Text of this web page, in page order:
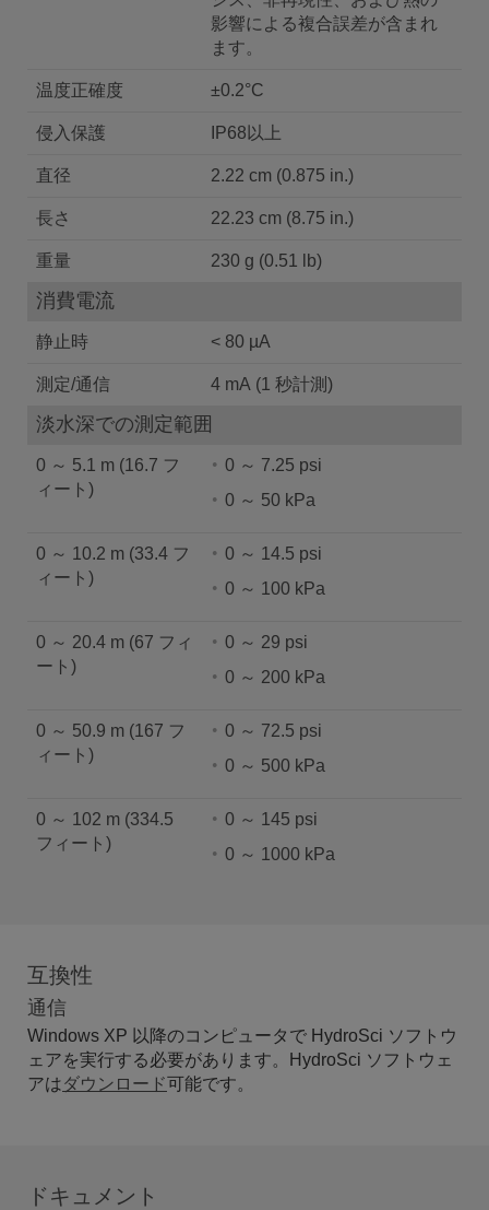
影響による複合誤差が含まれ
ます。
温度正確度 ±0.2°C
侵入保護 IP68以上
直径 2.22 cm (0.875 in.)
長さ 22.23 cm (8.75 in.)
重量 230 g (0.51 lb)
消費電流
静止時 < 80 µA
測定/通信 4 mA (1 秒計測)
淡水深での測定範囲
0 ～ 5.1 m (16.7 フ
ィート)
0 ～ 7.25 psi
0 ～ 50 kPa
0 ～ 10.2 m (33.4 フ
ィート)
0 ～ 14.5 psi
0 ～ 100 kPa
0 ～ 20.4 m (67 フィ
ート)
0 ～ 29 psi
0 ～ 200 kPa
0 ～ 50.9 m (167 フ
ィート)
0 ～ 72.5 psi
0 ～ 500 kPa
0 ～ 102 m (334.5
フィート)
0 ～ 145 psi
0 ～ 1000 kPa
互換性
通信
Windows XP 以降のコンピュータで HydroSci ソフトウ
ェアを実行する必要があります。HydroSci ソフトウェ
アはダウンロード可能です。
ドキュメント